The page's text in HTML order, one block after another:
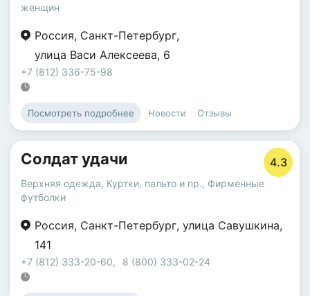
женщин
Россия, Санкт-Петербург,
улица Васи Алексеева, 6
+7 (812) 336-75-98
Посмотреть подробнее Новости Отзывы
Солдат удачи 4.3
Верхняя одежда, Куртки, пальто и пр., Фирменные
футболки
Россия, Санкт-Петербург, улица Савушкина,
141
+7 (812) 333-20-60, 8 (800) 333-02-24